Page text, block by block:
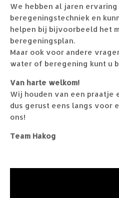
We hebben al jaren ervaring
beregeningstechniek en
helpen bij bijvoorbeeld het
beregeningsplan.
Maar ook voor andere
water of beregening kunt u
Van harte welkom!
Wij houden van een praatje
dus gerust eens langs voor
ons!
Team Hakog